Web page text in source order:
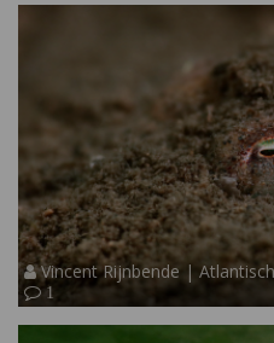
Vincent Rijnbende |
1